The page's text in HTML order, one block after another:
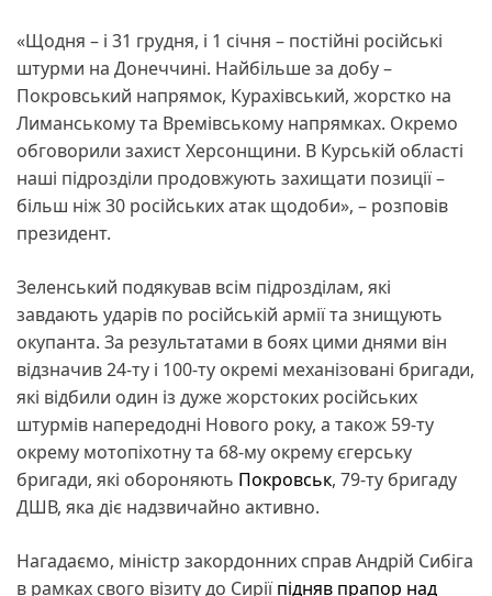
«Щодня – і 31 грудня, і 1 січня – постійні російські
штурми на Донеччині. Найбільше за добу –
Покровський напрямок, Курахівський, жорстко на
Лиманському та Времівському напрямках. Окремо
обговорили захист Херсонщини. В Курській області
наші підрозділи продовжують захищати позиції –
більш ніж 30 російських атак щодоби», – розповів
президент.
Зеленський подякував всім підрозділам, які
завдають ударів по російській армії та знищують
окупанта. За результатами в боях цими днями він
відзначив 24-ту і 100-ту окремі механізовані бригади,
які відбили один із дуже жорстоких російських
штурмів напередодні Нового року, а також 59-ту
окрему мотопіхотну та 68-му окрему єгерську
бригади, які обороняють Покровськ, 79-ту бригаду
ДШВ, яка діє надзвичайно активно.
Нагадаємо, міністр закордонних справ Андрій Сибіга
в рамках свого візиту до Сиріїпідняв прапор над